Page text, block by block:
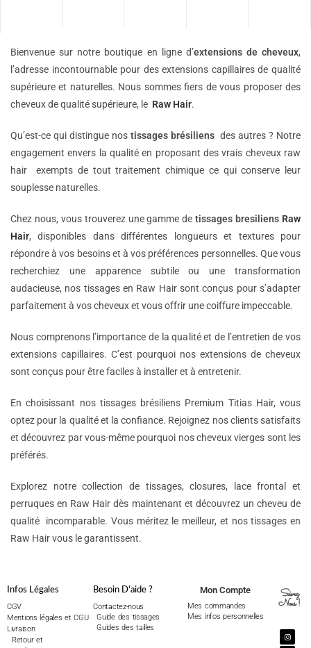
Bienvenue sur notre boutique en ligne d’extensions decheveux,
l’adresse incontournable pour des extensions capillaires de qualité
supérieure et naturelles. Nous sommes fiers de vous proposer des
cheveux de qualité supérieure, le Raw Hair.
Qu’est-ce qui distingue nos tissages brésiliens des autres ? Notre
engagement envers la qualité en proposant des vrais cheveux raw
hair exempts de tout traitement chimique ce qui conserve leur
souplesse naturelles.
Chez nous, vous trouverez une gamme detissages bresiliens Raw
Hair, disponibles dans différentes longueurs et textures pour
répondre à vos besoins et à vos préférences personnelles. Que vous
recherchiez une apparence subtile ou une transformation
audacieuse, nos tissages en Raw Hair sont conçus pour s’adapter
parfaitement à vos cheveux et vous offrir une coiffure impeccable.
Nous comprenons l’importance de la qualité et de l’entretien de vos
extensions capillaires. C’est pourquoi nos extensions de cheveux
sont conçus pour être faciles à installer et à entretenir.
En choisissant nos tissages brésiliens Premium Titias Hair, vous
optez pour la qualité et la confiance. Rejoignez nos clients satisfaits
et découvrez par vous-même pourquoi nos cheveux vierges sont les
préférés.
Explorez notre collection de tissages, closures, lace frontal et
perruques en Raw Hair dès maintenant et découvrez un cheveu de
qualité incomparable. Vous méritez le meilleur, et nos tissages en
Raw Hair vous le garantissent.
Infos Légales
CGV
Mentions légales et CGU
Livraison
Retour et
Besoin D'aide ?
Contactez-nous
Guide des tissages
Guides des tailles
Mon Compte
Mes commandes
Mes infos personnelles
Suivez
Nous !